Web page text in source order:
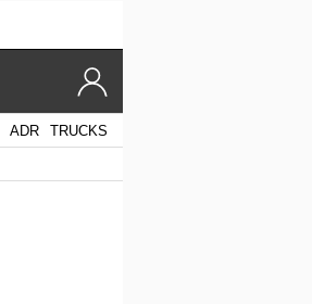
ADR TRUCKS